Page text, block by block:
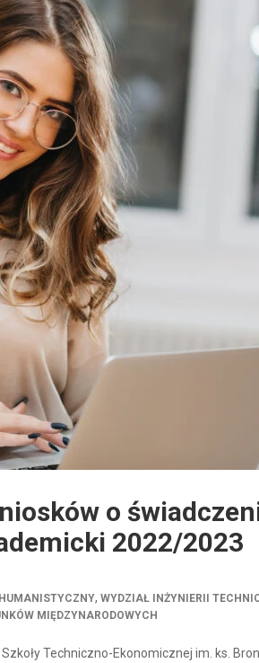
o
2022/2023
, WYDZIAŁ INŻYNIERII
MIĘDZYNARODOWYCH
Techniczno-Ekonomicznej im. ks.